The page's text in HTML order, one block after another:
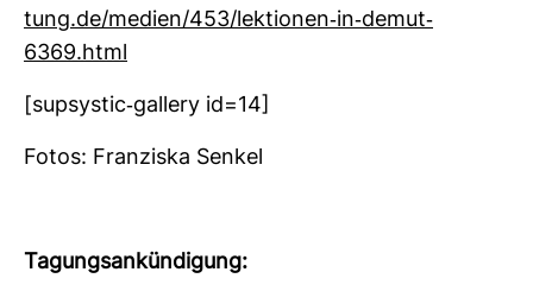
tung.de/medien/453/lek­tionen-​in-​demut-​
6369.html
[sup­sy­stic-​gal­lery id=14]
Fotos: Fran­ziska Senkel
Tagungs­an­kün­di­gung: